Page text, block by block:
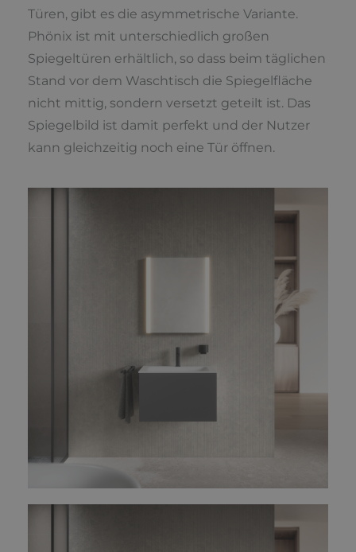
Türen, gibt es die asymmetrische Variante.
Phönix ist mit unterschiedlich großen
Spiegeltüren erhältlich, so dass beim täglichen
Stand vor dem Waschtisch die Spiegelfläche
nicht mittig, sondern versetzt geteilt ist. Das
Spiegelbild ist damit perfekt und der Nutzer
kann gleichzeitig noch eine Tür öffnen.